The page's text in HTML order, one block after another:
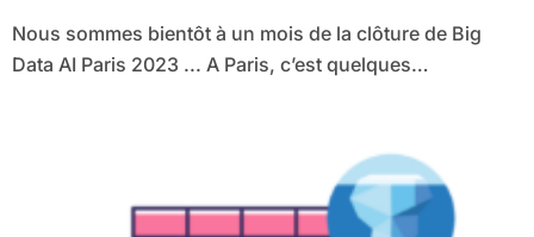
Nous sommes bientôt à un mois de la clôture de Big
Data AI Paris 2023 ... A Paris, c’est quelques…